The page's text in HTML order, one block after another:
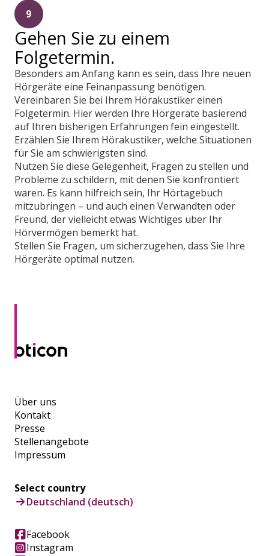
9
Gehen Sie zu einem
Folgetermin.
Besonders am Anfang kann es sein, dass Ihre neuen
Hörgeräte eine Feinanpassung benötigen.
Vereinbaren Sie bei Ihrem Hörakustiker einen
Folgetermin. Hier werden Ihre Hörgeräte basierend
auf Ihren bisherigen Erfahrungen fein eingestellt.
Erzählen Sie Ihrem Hörakustiker, welche Situationen
für Sie am schwierigsten sind.
Nutzen Sie diese Gelegenheit, Fragen zu stellen und
Probleme zu schildern, mit denen Sie konfrontiert
waren. Es kann hilfreich sein, Ihr Hörtagebuch
mitzubringen – und auch einen Verwandten oder
Freund, der vielleicht etwas Wichtiges über Ihr
Hörvermögen bemerkt hat.
Stellen Sie Fragen, um sicherzugehen, dass Sie Ihre
Hörgeräte optimal nutzen.
Über uns
Kontakt
Presse
Stellenangebote
Impressum
Select country
Deutschland (deutsch)
Facebook
Instagram